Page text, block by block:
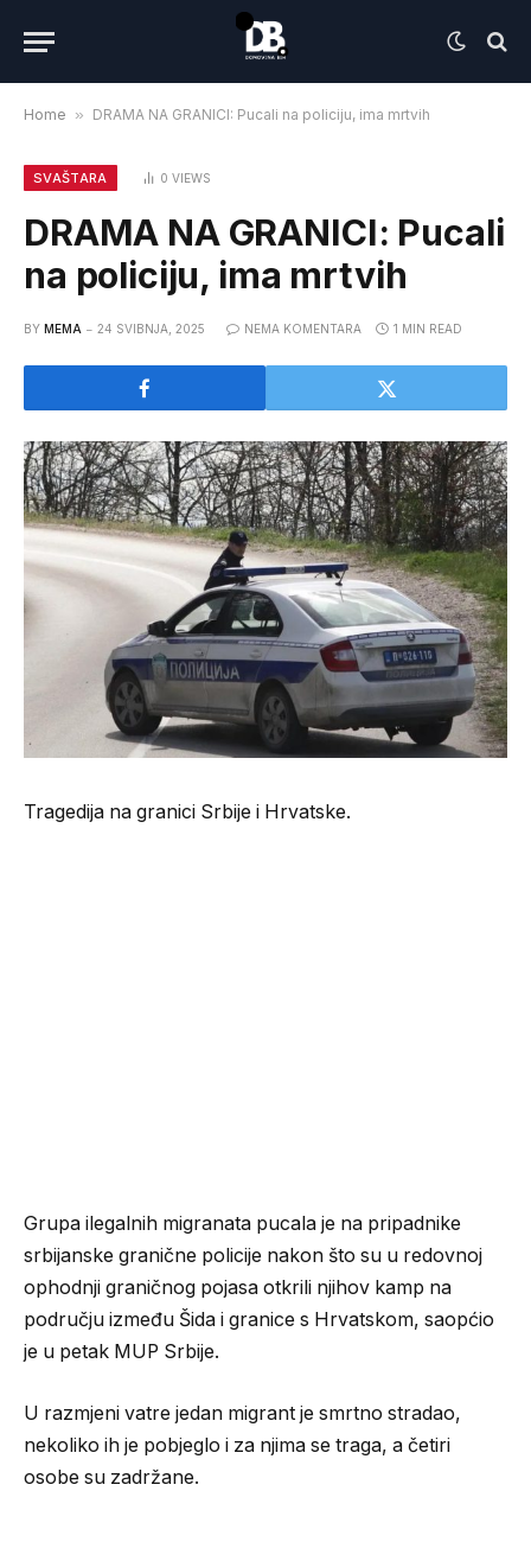
Home » DRAMA NA GRANICI: Pucali na policiju, ima mrtvih
SVAŠTARA 0 VIEWS
DRAMA NA GRANICI: Pucali
na policiju, ima mrtvih
BY MEMA 24 SVIBNJA, 2025 NEMA KOMENTARA 1 MIN READ
Tragedija na granici Srbije i Hrvatske.
Grupa ilegalnih migranata pucala je na pripadnike
srbijanske granične policije nakon što su u redovnoj
ophodnji graničnog pojasa otkrili njihov kamp na
području između Šida i granice s Hrvatskom, saopćio
je u petak MUP Srbije.
U razmjeni vatre jedan migrant je smrtno stradao,
nekoliko ih je pobjeglo i za njima se traga, a četiri
osobe su zadržane.